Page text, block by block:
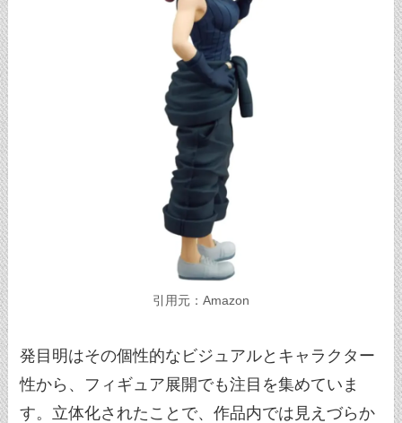
引用元：Amazon
発目明はその個性的なビジュアルとキャラクター
性から、フィギュア展開でも注目を集めていま
す。立体化されたことで、作品内では見えづらか